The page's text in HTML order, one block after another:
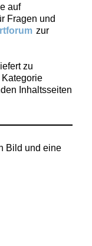
auf
Fragen und
zur
zu
Inhaltsseiten
Bild und eine